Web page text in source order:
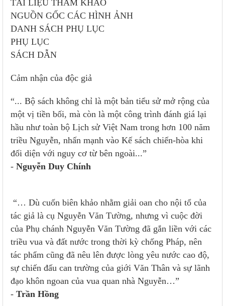
TÀI LIỆU THAM KHẢO
NGUỒN GỐC CÁC HÌNH ẢNH
DANH SÁCH PHỤ LỤC
PHỤ LỤC
SÁCH DẪN
Cảm nhận của độc giả
“... Bộ sách không chỉ là một bản tiểu sử mở rộng của
một vị tiền bối, mà còn là một công trình đánh giá lại
hầu như toàn bộ Lịch sử Việt Nam trong hơn 100 năm
triều Nguyễn, nhấn mạnh vào Kế sách chiến-hòa khi
đối diện với nguy cơ từ bên ngoài...”
- Nguyễn Duy Chính
“… Dù cuốn biên khảo nhằm giải oan cho nội tổ của
tác giả là cụ Nguyễn Văn Tường, nhưng vì cuộc đời
của Phụ chánh Nguyễn Văn Tường đã gắn liền với các
triều vua và đất nước trong thời kỳ chống Pháp, nên
tác phẩm cũng đã nêu lên được lòng yêu nước cao độ,
sự chiến đấu can trường của giới Văn Thân và sự lãnh
đạo khôn ngoan của vua quan nhà Nguyễn…”
- Trần Hồng